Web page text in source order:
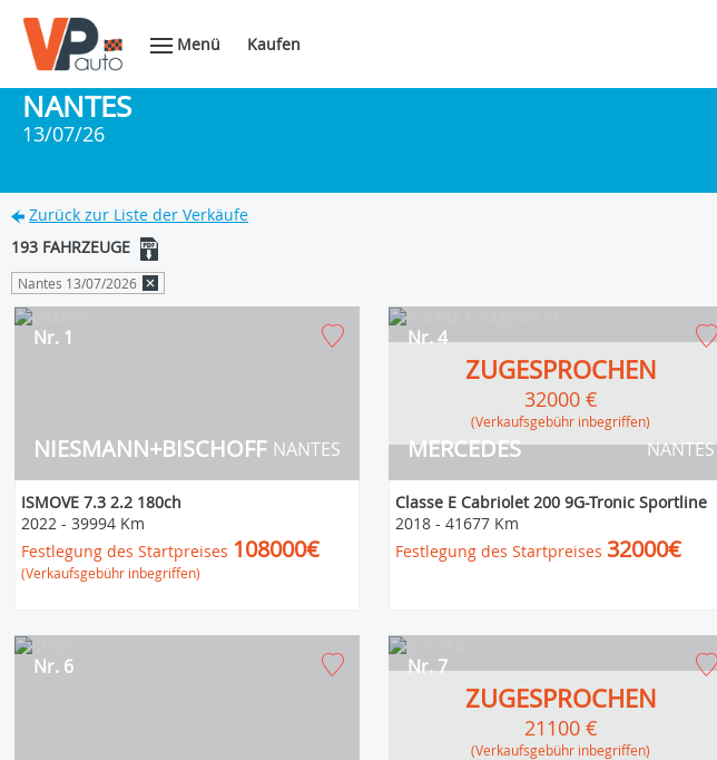
Menü Kaufen
NANTES
13/07/26
Zurück zur Liste der Verkäufe
193 FAHRZEUGE
Nantes 13/07/2026
NIESMANN+BISCHOFF
Nr. 1
NANTES
ISMOVE 7.3 2.2 180ch
2022 - 39994 Km
Festlegung des Startpreises 108000€
(Verkaufsgebühr inbegriffen)
MERCEDES
Nr. 4
NANTES
ZUGESPROCHEN
32000 €
(Verkaufsgebühr inbegriffen)
Classe E Cabriolet 200 9G-Tronic Sportline
2018- 41677 Km
Festlegung des Startpreises 32000€
Nr. 6 Nr. 7
ZUGESPROCHEN
21100 €
(Verkaufsgebühr inbegriffen)